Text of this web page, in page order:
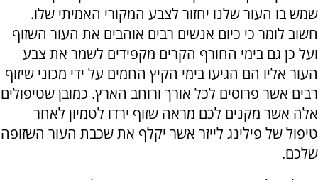
שמש בו העור שלנו יחזור לצבע המקורי האמיתי שלו.
חשוב לומר כי כיום אנשים רבים אוהבים את העור השזוף
ועל כן גם בימי החורף הקרים מקפידים לשמר את צבע
העור אליו הם הגיעו בימי הקיץ החמים על ידי מכוני שיזוף
רבים אשר פרוסים לכל אורך ורוחב הארץ. כמובן שטיפולים
אלה אשר מקנים לכם מראה שזוף ירדו לטמיון לאחר
טיפול של פילינג לייזר אשר יקלף את שכבת העור השזופה
שלכם.